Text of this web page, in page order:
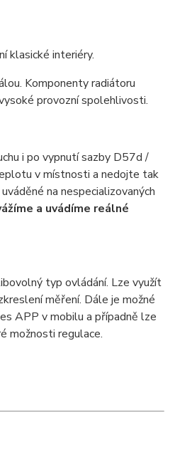
klasické interiéry.
Komponenty radiátoru
provozní spolehlivosti.
i po vypnutí sazby D57d /
v místnosti a nedojte tak
na nespecializovaných
a uvádíme reálné
typ ovládání. Lze využít
měření. Dále je možné
APP v mobilu a případně lze
možnosti regulace.